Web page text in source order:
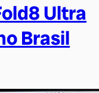
Ultra
Brasil